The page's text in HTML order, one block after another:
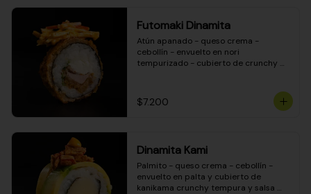
Futomaki Dinamita
Atún apanado - queso crema -
cebollín - envuelto en nori
tempurizado - cubierto de crunchy
$7.200
Dinamita Kami
Palmito - queso crema - cebollín -
envuelto en palta y cubierto de
kanikama crunchy tempura y salsa